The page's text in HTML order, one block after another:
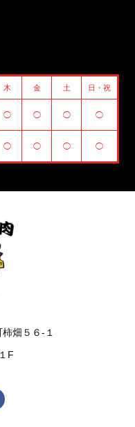
木 金 土 日・祝
◯ ◯ ◯ ◯
◯ ◯ ◯ ◯
畑５６-１
F